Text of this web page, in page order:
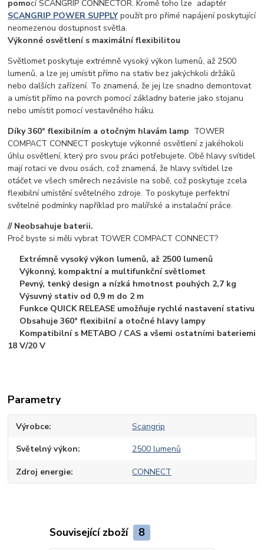
pomocí SCANGRIP CONNECTOR. Kromě toho lze adaptér
SCANGRIP POWER SUPPLYpoužít pro přímé napájení poskytující
neomezenou dostupnost světla.
Výkonné osvětlení s maximální flexibilitou
Světlomet poskytuje extrémně vysoký výkon lumenů, až 2500
lumenů, a lze jej umístit přímo na stativ bez jakýchkoli držáků
nebo dalších zařízení. To znamená, že jej lze snadno demontovat
a umístit přímo na povrch pomocí základny baterie jako stojanu
nebo umístit pomocí vestavěného háku.
Díky 360° flexibilním a otočným hlavám lamp TOWER
COMPACT CONNECT poskytuje výkonné osvětlení z jakéhokoli
úhlu osvětlení, který pro svou práci potřebujete. Obě hlavy svítidel
mají rotaci ve dvou osách, což znamená, že hlavy svítidel lze
otáčet ve všech směrech nezávisle na sobě, což poskytuje zcela
flexibilní umístění světelného zdroje. To poskytuje perfektní
světelné podmínky například pro malířské a instalační práce.
// Neobsahuje baterii.
Proč byste si měli vybrat TOWER COMPACT CONNECT?
Extrémně vysoký výkon lumenů, až 2500 lumenů
Výkonný, kompaktní a multifunkční světlomet
Pevný, tenký design a nízká hmotnost pouhých 2,7 kg
Výsuvný stativ od 0,9 m do 2 m
Funkce QUICK RELEASE umožňuje rychlé nastavení stativu
Obsahuje 360° flexibilní a otočné hlavy lampy
Kompatibilní s METABO / CAS a všemi ostatními bateriemi
18 V/20 V
Parametry
Výrobce Scangrip
Světelný výkon 2500 lumenů
Zdroj energie CONNECT
Související zboží 8